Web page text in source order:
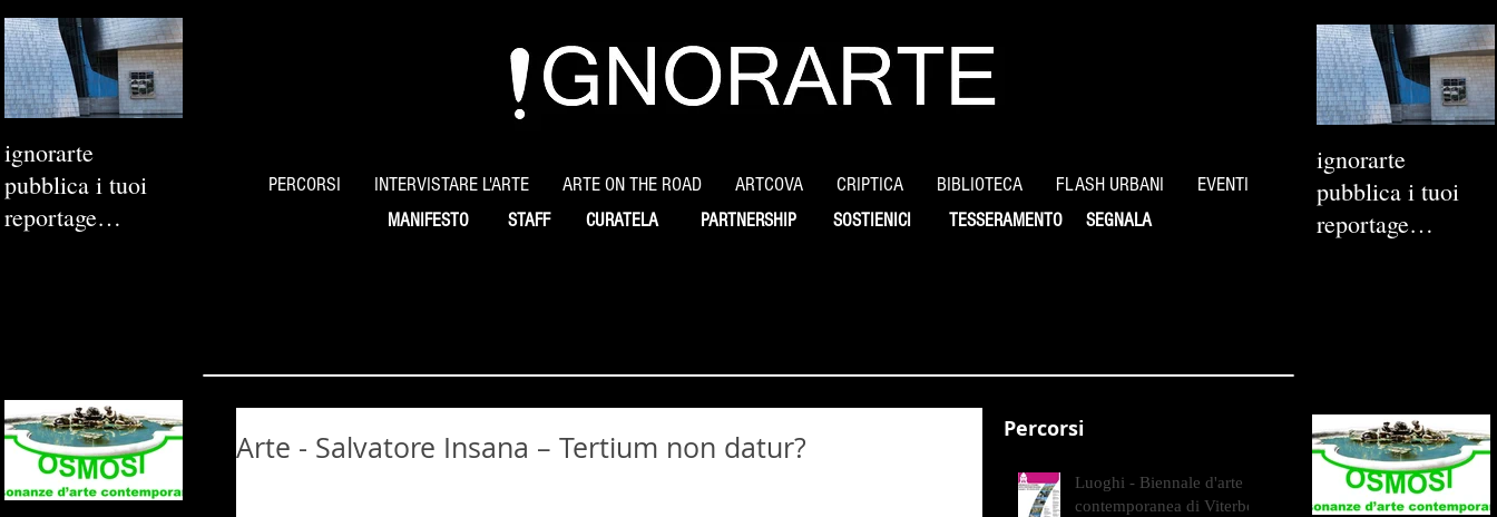
ignorarte
pubblica i tuoi
reportage
PERCORSI INTERVISTARE L'ARTE ARTE ON THE ROAD ARTCOVA CRIPTICA BIBLIOTECA FLASH URBANI EVENTI
MANIFESTO STAFF CURATELA PARTNERSHIP SOSTIENICI SEGNALA
TESSERAMENTO
ignorarte
pubblica i tuoi
reportage
Arte - Salvatore Insana – Tertium non datur?
Percorsi
Luoghi - Biennale d'arte
contemporanea di Viterbo